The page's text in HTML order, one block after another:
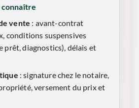
connaître
vente : avant-contrat
conditions suspensives
prêt, diagnostics), délais et
: signature chez le notaire,
versement du prix et